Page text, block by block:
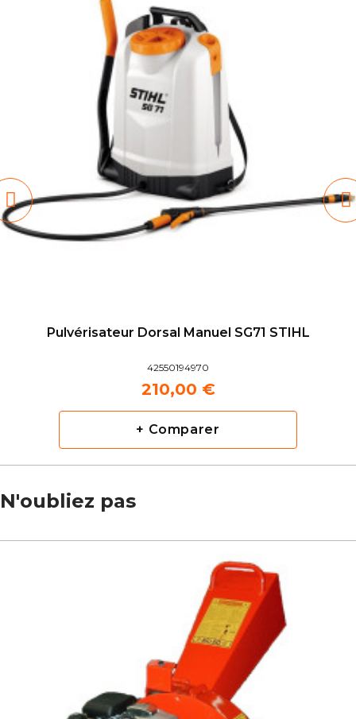
Pulvérisateur Dorsal Manuel SG71 STIHL
42550194970
210,00 €
+ Comparer
N'oubliez pas